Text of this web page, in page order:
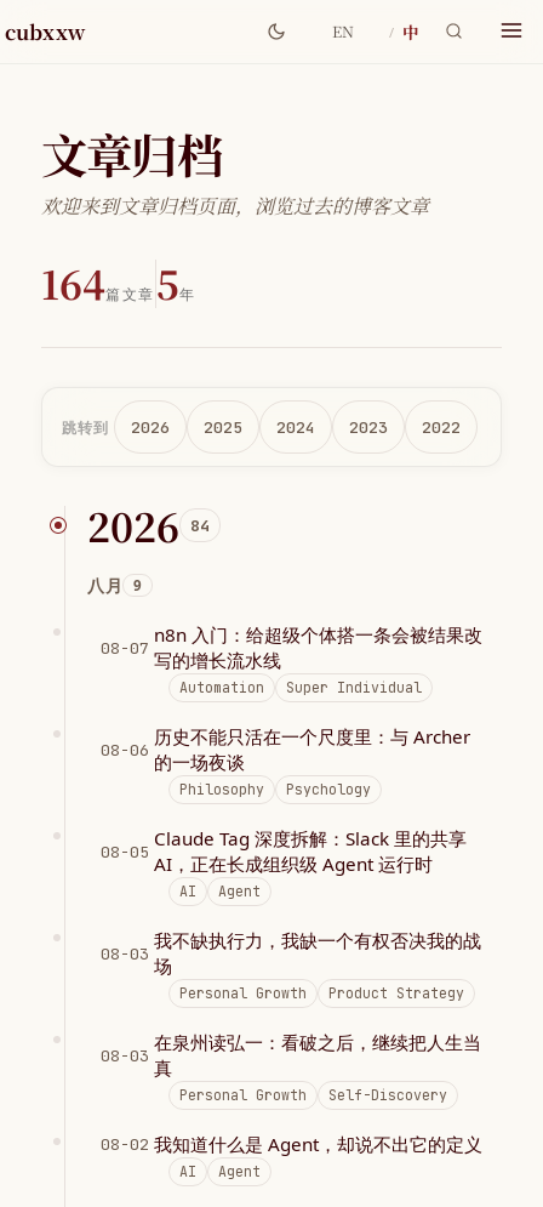
cubxxw EN 中
文章归档
欢迎来到文章归档页面，浏览过去的博客文章
164篇文章 5年
跳转到 2026 2025 2024 2023 2022
2026 84
八月 9
08-07
n8n 入门：给超级个体搭一条会被结果改
写的增长流水线
Automation Super Individual
08-06
历史不能只活在一个尺度里：与 Archer
的一场夜谈
Philosophy Psychology
08-05
Claude Tag 深度拆解：Slack 里的共享
AI，正在长成组织级 Agent 运行时
AI Agent
08-03
我不缺执行力，我缺一个有权否决我的战
场
Personal Growth Product Strategy
08-03
在泉州读弘一：看破之后，继续把人生当
真
Personal Growth Self-Discovery
08-02 我知道什么是 Agent，却说不出它的定义
AI Agent